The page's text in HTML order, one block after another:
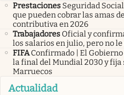
Prestaciones Seguridad
que pueden cobrar las amas
contributiva en 2026
Trabajadores Oficial y
los salarios en julio, pero no
FIFA Confirmado | El
la final del Mundial 2030 y fija
Marruecos
Actualidad